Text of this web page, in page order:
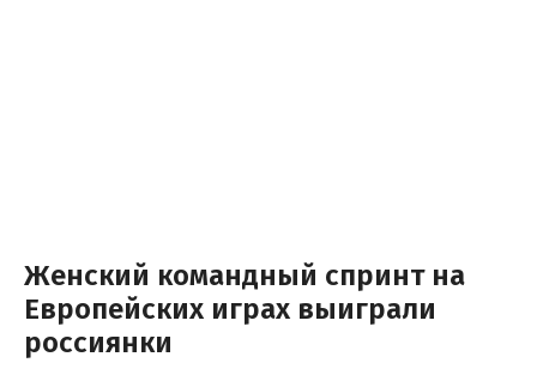
Женский командный спринт на
Европейских играх выиграли
россиянки